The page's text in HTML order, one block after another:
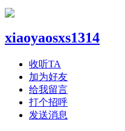
xiaoyaosxs1314
收听TA
加为好友
给我留言
打个招呼
发送消息